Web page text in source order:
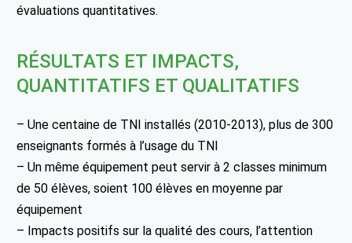
évaluations quantitatives.
RÉSULTATS ET IMPACTS,
QUANTITATIFS ET QUALITATIFS
– Une centaine de TNI installés (2010-2013), plus de 300
enseignants formés à l’usage du TNI
– Un même équipement peut servir à 2 classes minimum
de 50 élèves, soient 100 élèves en moyenne par
équipement
– Impacts positifs sur la qualité des cours, l’attention